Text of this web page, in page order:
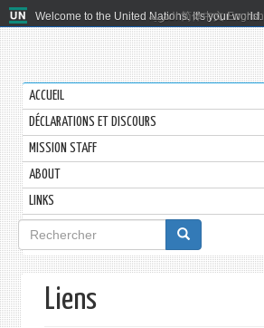
Welcome to the United Nations. It's your world.
العربية 简体中文 English
ACCUEIL
DÉCLARATIONS ET DISCOURS
MISSION STAFF
ABOUT
LINKS
Formulaire
de
recherche
Liens